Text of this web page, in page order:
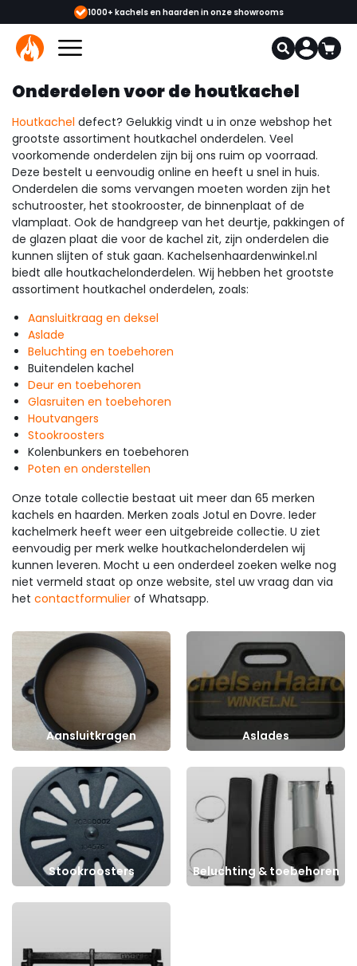
1000+ kachels en haarden in onze showrooms
Onderdelen voor de houtkachel
Houtkachel defect? Gelukkig vindt u in onze webshop het
grootste assortiment houtkachel onderdelen. Veel
voorkomende onderdelen zijn bij ons ruim op voorraad.
Deze bestelt u eenvoudig online en heeft u snel in huis.
Onderdelen die soms vervangen moeten worden zijn het
schutrooster, het stookrooster, de binnenplaat of de
vlamplaat. Ook de handgreep van het deurtje, pakkingen of
de glazen plaat die voor de kachel zit, zijn onderdelen die
kunnen slijten of stuk gaan. Kachelsenhaardenwinkel.nl
biedt alle houtkachelonderdelen. Wij hebben het grootste
assortiment houtkachel onderdelen, zoals:
Aansluitkraag en deksel
Aslade
Beluchting en toebehoren
Buitendelen kachel
Deur en toebehoren
Glasruiten en toebehoren
Houtvangers
Stookroosters
Kolenbunkers en toebehoren
Poten en onderstellen
Onze totale collectie bestaat uit meer dan 65 merken
kachels en haarden. Merken zoals Jotul en Dovre. Ieder
kachelmerk heeft weer een uitgebreide collectie. U ziet
eenvoudig per merk welke houtkachelonderdelen wij
kunnen leveren. Mocht u een onderdeel zoeken welke nog
niet vermeld staat op onze website, stel uw vraag dan via
het contactformulier of Whatsapp.
Aansluitkragen Aslades
Stookroosters Beluchting & toebehoren